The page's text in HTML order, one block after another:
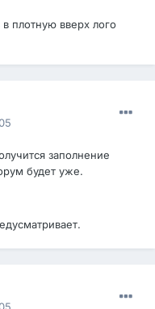
плотную вверх лого
заполнение
будет уже.